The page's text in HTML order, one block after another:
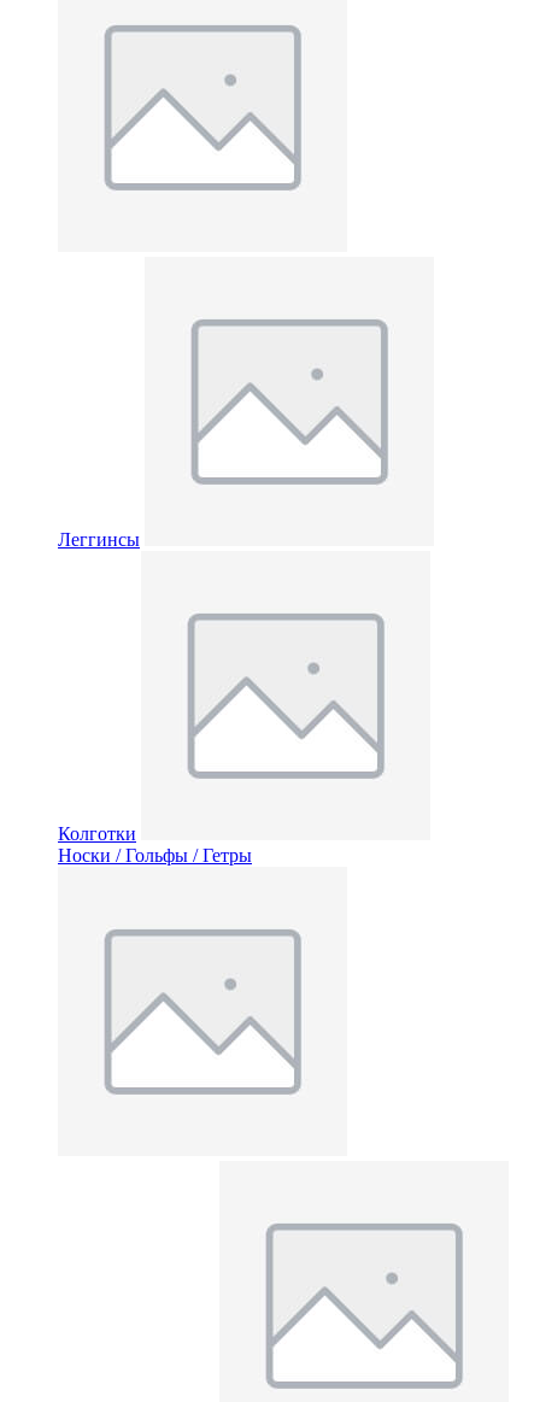
Леггинсы
Колготки
Носки / Гольфы / Гетры